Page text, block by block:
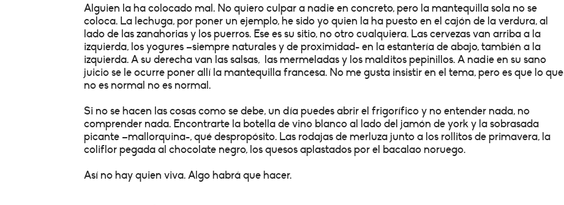
Alguien la ha colocado mal. No quiero culpar a nadie en concreto, pero la mantequilla sola no se
coloca. La lechuga, por poner un ejemplo, he sido yo quien la ha puesto en el cajón de la verdura, al
lado de las zanahorias y los puerros. Ese es su sitio, no otro cualquiera. Las cervezas van arriba a la
izquierda, los yogures –siempre naturales y de proximidad- en la estantería de abajo, también a la
izquierda. A su derecha van las salsas, las mermeladas y los malditos pepinillos. A nadie en su sano
juicio se le ocurre poner allí la mantequilla francesa. No me gusta insistir en el tema, pero es que lo que
no es normal no es normal.
Si no se hacen las cosas como se debe, un día puedes abrir el frigorífico y no entender nada, no
comprender nada. Encontrarte la botella de vino blanco al lado del jamón de york y la sobrasada
picante –mallorquina-, qué despropósito. Las rodajas de merluza junto a los rollitos de primavera, la
coliflor pegada al chocolate negro, los quesos aplastados por el bacalao noruego.
Así no hay quien viva. Algo habrá que hacer.